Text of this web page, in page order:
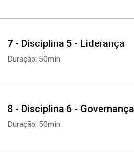
7 - Disciplina 5 - Liderança
Duração: 50min
8 - Disciplina 6 - Governança
Duração: 50min